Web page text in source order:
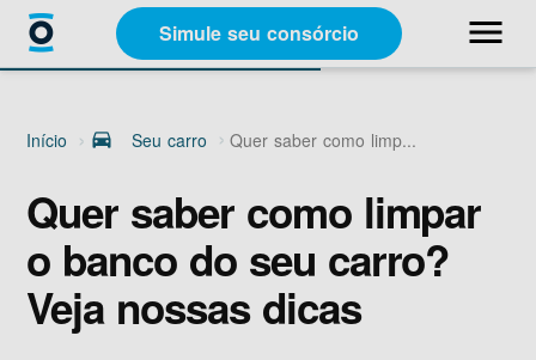
Simule seu consórcio menu
close
Categorias
Sobre a Racon
Início drive_eta Seu carro Quer saber como limp...
Quer saber como limpar
o banco do seu carro?
Veja nossas dicas